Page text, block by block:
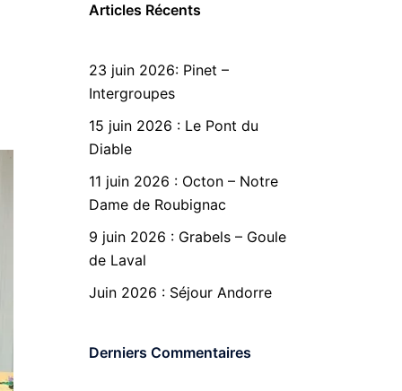
Articles Récents
23 juin 2026: Pinet –
Intergroupes
15 juin 2026 : Le Pont du
Diable
11 juin 2026 : Octon – Notre
Dame de Roubignac
9 juin 2026 : Grabels – Goule
de Laval
Juin 2026 : Séjour Andorre
Derniers Commentaires